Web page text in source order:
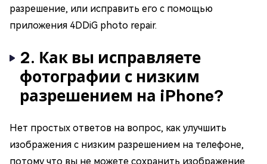
разрешение, или исправить его с помощью
приложения 4DDiG photo repair.
2. Как вы исправляете
фотографии с низким
разрешением на iPhone?
Нет простых ответов на вопрос, как улучшить
изображения с низким разрешением на телефоне,
потому что вы не можете сохранить изображение